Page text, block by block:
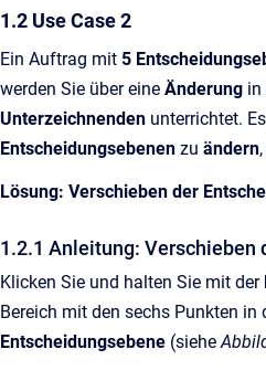
1.2 Use Case 2
Ein Auftrag mit 5
werden Sie über eine Änderung in
Unterzeichnenden unterrichtet.
Entscheidungsebenen zu ändern
Lösung: Verschieben der
1.2.1 Anleitung: Verschieben
Klicken Sie und halten Sie mit der
Bereich mit den sechs Punkten in
Entscheidungsebene (siehe